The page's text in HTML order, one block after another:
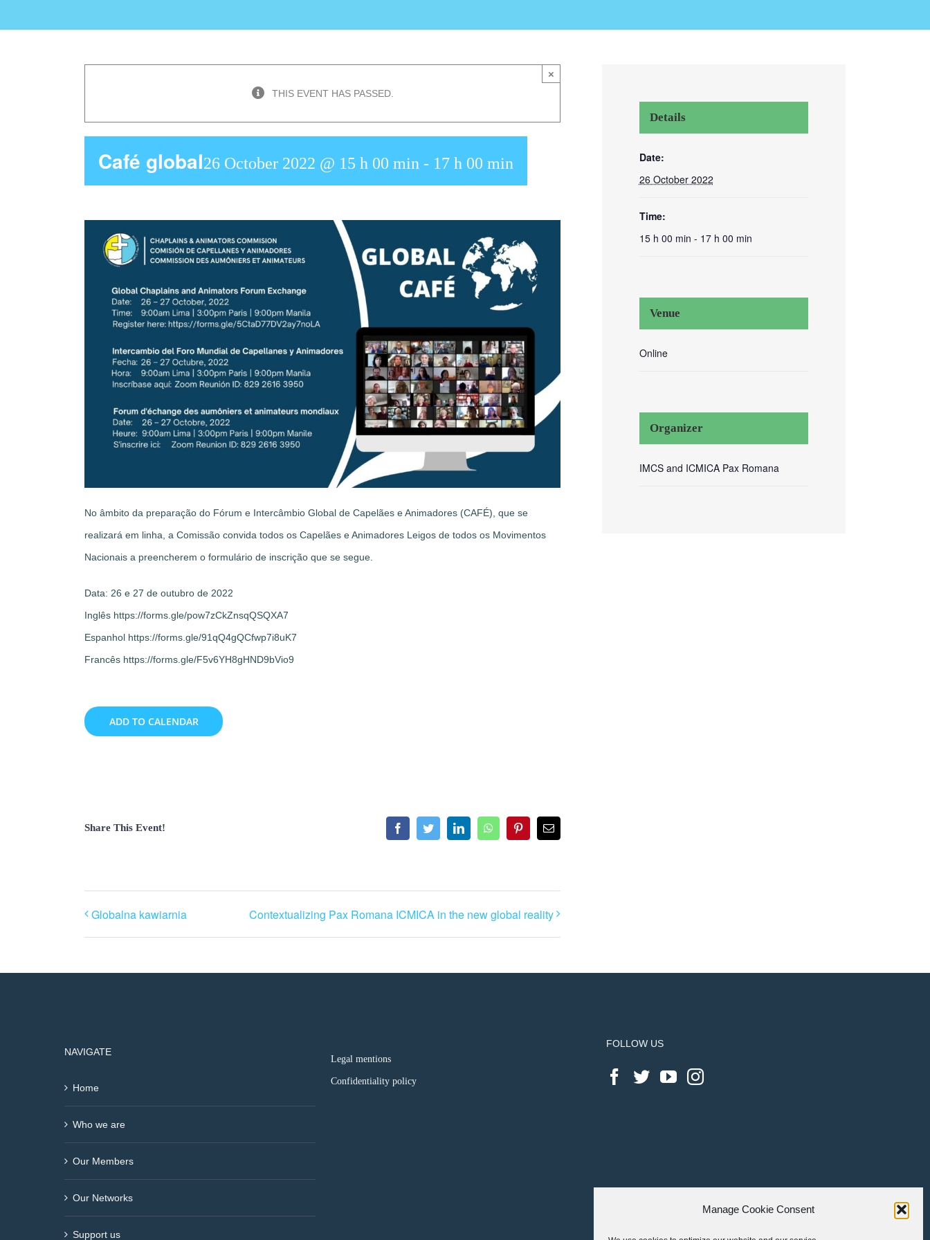
Manage Cookie Consent
THIS EVENT HAS PASSED.
×
Café global26 October 2022 @ 15 h 00 min - 17 h 00 min
No âmbito da preparação do Fórum e Intercâmbio Global de Capelães e Animadores (CAFÉ), que se
realizará em linha, a Comissão convida todos os Capelães e Animadores Leigos de todos os Movimentos
Nacionais a preencherem o formulário de inscrição que se segue.
Data: 26 e 27 de outubro de 2022
Inglês https://forms.gle/pow7zCkZnsqQSQXA7
Espanhol https://forms.gle/91qQ4gQCfwp7i8uK7
Francês https://forms.gle/F5v6YH8gHND9bVio9
ADD TO CALENDAR
Share This Event! FacebookTwitterLinkedInWhatsAppPinterestEmail
Globalna kawiarnia Contextualizing Pax Romana ICMICA in the new global reality
Details
Date:
26 October 2022
Time:
15 h 00 min - 17 h 00 min
Venue
Online
Organizer
IMCS and ICMICA Pax Romana
NAVIGATE
Home
Who we are
Our Members
Our Networks
Support us
Legal mentions
Confidentiality policy
FOLLOW US